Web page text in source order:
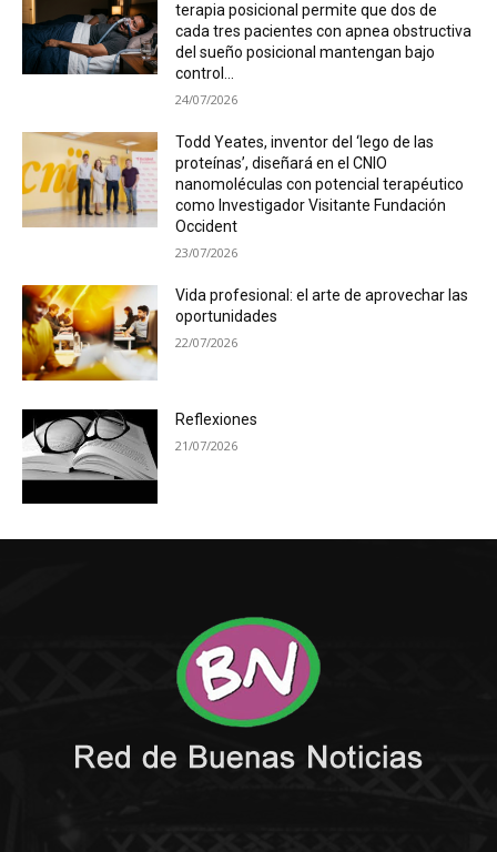
terapia posicional permite que dos de
cada tres pacientes con apnea obstructiva
del sueño posicional mantengan bajo
control...
24/07/2026
Todd Yeates, inventor del ‘lego de las
proteínas’, diseñará en el CNIO
nanomoléculas con potencial terapéutico
como Investigador Visitante Fundación
Occident
23/07/2026
Vida profesional: el arte de aprovechar las
oportunidades
22/07/2026
Reflexiones
21/07/2026